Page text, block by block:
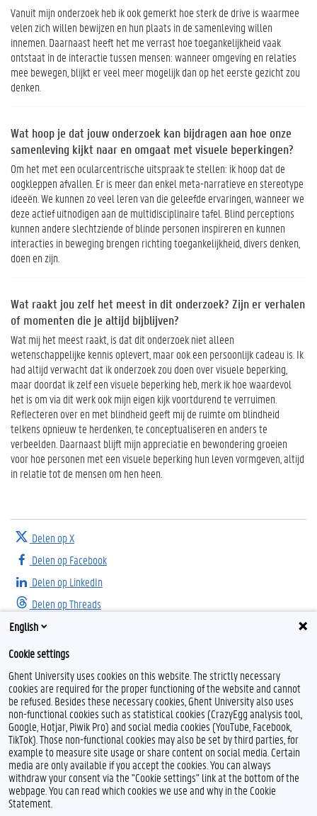
Vanuit mijn onderzoek heb ik ook gemerkt hoe sterk de drive is waarmee
velen zich willen bewijzen en hun plaats in de samenleving willen
innemen. Daarnaast heeft het me verrast hoe toegankelijkheid vaak
ontstaat in de interactie tussen mensen: wanneer omgeving en relaties
mee bewegen, blijkt er veel meer mogelijk dan op het eerste gezicht zou
denken.
Wat hoop je dat jouw onderzoek kan bijdragen aan hoe onze
samenleving kijkt naar en omgaat met visuele beperkingen?
Om het met een ocularcentrische uitspraak te stellen: ik hoop dat de
oogkleppen afvallen. Er is meer dan enkel meta-narratieve en stereotype
ideeën. We kunnen zo veel leren van die geleefde ervaringen, wanneer we
deze actief uitnodigen aan de multidisciplinaire tafel. Blind perceptions
kunnen andere slechtziende of blinde personen inspireren en kunnen
interacties in beweging brengen richting toegankelijkheid, divers denken,
doen en zijn.
Wat raakt jou zelf het meest in dit onderzoek? Zijn er verhalen
of momenten die je altijd bijblijven?
Wat mij het meest raakt, is dat dit onderzoek niet alleen
wetenschappelijke kennis oplevert, maar ook een persoonlijk cadeau is. Ik
had altijd verwacht dat ik onderzoek zou doen over visuele beperking,
maar doordat ik zelf een visuele beperking heb, merk ik hoe waardevol
het is om via dit werk ook mijn eigen kijk voortdurend te verruimen.
Reflecteren over en met blindheid geeft mij de ruimte om blindheid
telkens opnieuw te herdenken, te conceptualiseren en anders te
verbeelden. Daarnaast blijft mijn appreciatie en bewondering groeien
voor hoe personen met een visuele beperking hun leven vormgeven, altijd
in relatie tot de mensen om hen heen.
Delen op X
Delen op Facebook
Delen op LinkedIn
Delen op Threads
F
a
c
e
b
o
o
k
I
n
s
t
a
g
r
Feedback
Privacy
Disclaimer
English
Cookie settings
Ghent University uses cookies on this website. The strictly necessary
cookies are required for the proper functioning of the website and cannot
be refused. Besides these necessary cookies, Ghent University also uses
non-functional cookies such as statistical cookies (CrazyEgg analysis tool,
Google, Hotjar, Piwik Pro) and social media cookies (YouTube, Facebook,
TikTok). Those non-functional cookies may also be set by third parties, for
example to measure site usage or share content on social media. Certain
media are only available if you accept the cookies. You can always
withdraw your consent via the "Cookie settings" link at the bottom of the
webpage. You can read which cookies we use and why in the Cookie
Statement.